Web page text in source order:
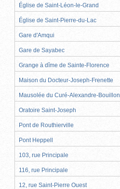
Église de Saint-Léon-le-Grand
Église de Saint-Pierre-du-Lac
Gare d'Amqui
Gare de Sayabec
Grange à dîme de Sainte-Florence
Maison du Docteur-Joseph-Frenette
Mausolée du Curé-Alexandre-Bouillon
Oratoire Saint-Joseph
Pont de Routhierville
Pont Heppell
103, rue Principale
116, rue Principale
12, rue Saint-Pierre Ouest